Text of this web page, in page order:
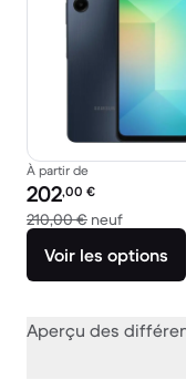
À partir de
Prix reconditionné :
202,00 €
210,00 € neufcontre
Voir les options
Aperçu des